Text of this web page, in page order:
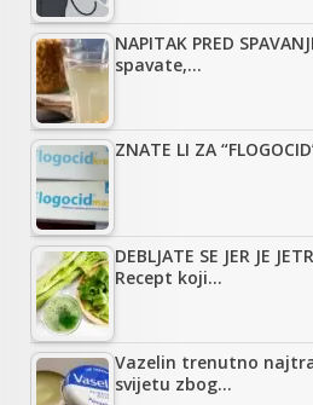
NAPITAK PRED
spavate,…
ZNATE LI ZA
DEBLJATE SE JER JE
Recept koji…
Vazelin trenutno
svijetu zbog…